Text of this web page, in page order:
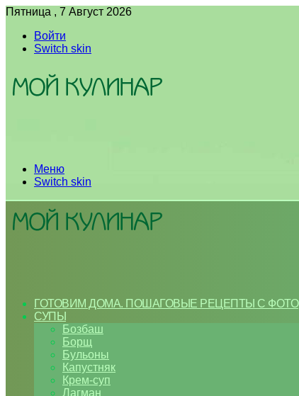
Пятница , 7 Август 2026
Войти
Switch skin
Меню
Switch skin
ГОТОВИМ ДОМА. ПОШАГОВЫЕ РЕЦЕПТЫ С ФОТО
СУПЫ
Бозбаш
Борщ
Бульоны
Капустняк
Крем-суп
Лагман